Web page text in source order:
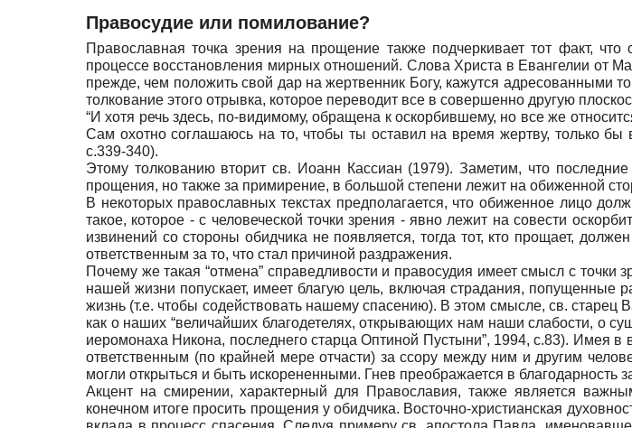
Правосудие или помилование?
Православная точка зрения на прощение также подчеркивает тот факт,
процессе восстановления мирных отношений. Слова Христа в Евангелии от
прежде, чем положить свой дар на жертвенник Богу, кажутся адресованными
толкование этого отрывка, которое переводит все в совершенно другую
“И хотя речь здесь, по-видимому, обращена к оскорбившему, но все же
Сам охотно соглашаюсь на то, чтобы ты оставил на время жертву, только бы
с.339-340).
Этому толкованию вторит св. Иоанн Кассиан (1979). Заметим, что последние
прощения, но также за примирение, в большой степени лежит на обиженной
В некоторых православных текстах предполагается, что обиженное лицо
такое, которое - с человеческой точки зрения - явно лежит на совести
извинений со стороны обидчика не появляется, тогда тот, кто прощает,
ответственным за то, что стал причиной раздражения.
Почему же такая “отмена” справедливости и правосудия имеет смысл с точки
нашей жизни попускает, имеет благую цель, включая страдания, попущенные
жизнь (т.е. чтобы содействовать нашему спасению). В этом смысле, св.
как о наших “величайших благодетелях, открывающих нам наши слабости, о
иеромонаха Никона, последнего старца Оптиной Пустыни”, 1994, с.83). Имея
ответственным (по крайней мере отчасти) за ссору между ним и другим
могли открыться и быть искорененными. Гнев преображается в благодарность
Акцент на смирении, характерный для Православия, также является
конечном итоге просить прощения у обидчика. Восточно-христианская